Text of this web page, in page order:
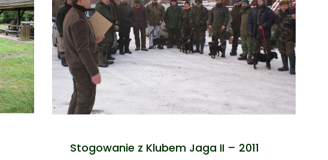
Stogowanie z Klubem Jaga II – 2011